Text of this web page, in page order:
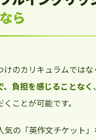
ら
のカリキュラムではな
、負担を感じることなく
ことが可能です。
気の「英作文チケット」